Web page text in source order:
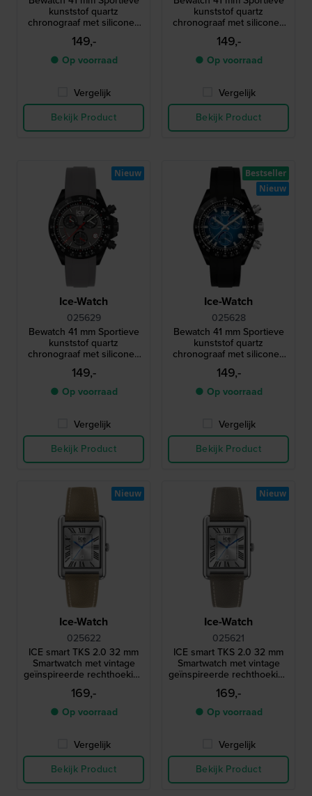
kunststof quartz
chronograaf met siliconen
band
149,-
● Op voorraad
Vergelijk
Bekijk Product
kunststof quartz
chronograaf met siliconen
band
149,-
● Op voorraad
Vergelijk
Bekijk Product
Ice-Watch
025629
Bewatch 41 mm Sportieve
kunststof quartz
chronograaf met siliconen
band
149,-
● Op voorraad
Vergelijk
Bekijk Product
Nieuw
Ice-Watch
025628
Bewatch 41 mm Sportieve
kunststof quartz
chronograaf met siliconen
band
149,-
● Op voorraad
Vergelijk
Bekijk Product
Bestseller
Nieuw
Ice-Watch
025622
ICE smart TKS 2.0 32 mm
Smartwatch met vintage
geïnspireerde rechthoekige
kast en 1,41" Amoled
touchscreen
169,-
● Op voorraad
Vergelijk
Bekijk Product
Nieuw
Ice-Watch
025621
ICE smart TKS 2.0 32 mm
Smartwatch met vintage
geïnspireerde rechthoekige
kast en 1,41" Amoled
touchscreen
169,-
● Op voorraad
Vergelijk
Bekijk Product
Nieuw